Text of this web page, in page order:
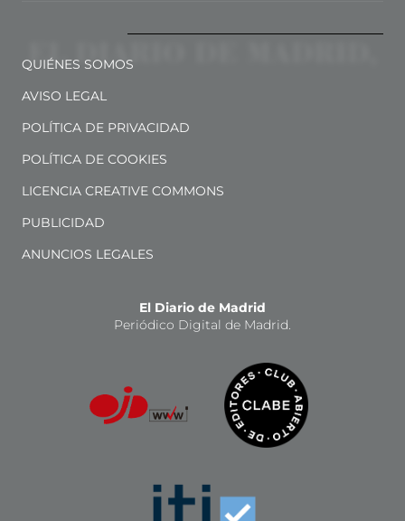
QUIÉNES SOMOS
AVISO LEGAL
POLÍTICA DE PRIVACIDAD
POLÍTICA DE COOKIES
LICENCIA CREATIVE COMMONS
PUBLICIDAD
ANUNCIOS LEGALES
El Diario de Madrid
Periódico Digital de Madrid.